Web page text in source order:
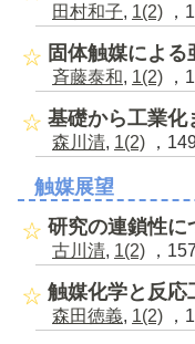
田村和子, 1(2) ，
固体触媒によ
斉藤泰和, 1(2) ，
基礎から工業
森川清, 1(2) ，
触媒展望
研究の連鎖性に
古川清, 1(2) ，
触媒化学と反応
森田徳義, 1(2) ，